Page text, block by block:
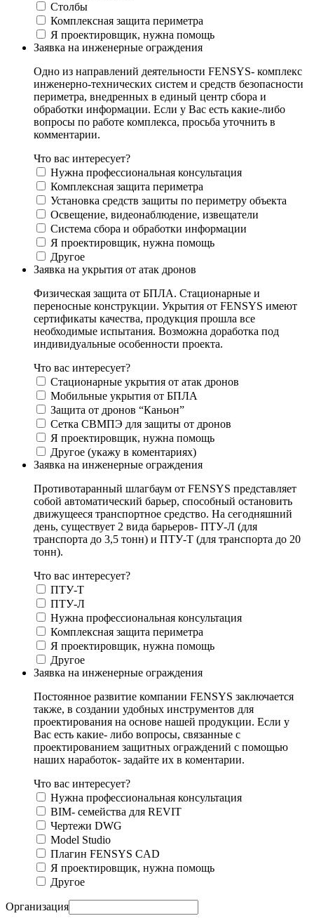
Столбы
Комплексная защита периметра
Я проектировщик, нужна помощь
Заявка на инженерные ограждения
Одно из направлений деятельности FENSYS- комплекс
инженерно-технических систем и средств безопасности
периметра, внедренных в единый центр сбора и
обработки информации. Если у Вас есть какие-либо
вопросы по работе комплекса, просьба уточнить в
комментарии.
Что вас интересует?
Нужна профессиональная консультация
Комплексная защита периметра
Установка средств защиты по периметру объекта
Освещение, видеонаблюдение, извещатели
Система сбора и обработки информации
Я проектировщик, нужна помощь
Другое
Заявка на укрытия от атак дронов
Физическая защита от БПЛА. Стационарные и
переносные конструкции. Укрытия от FENSYS имеют
сертификаты качества, продукция прошла все
необходимые испытания. Возможна доработка под
индивидуальные особенности проекта.
Что вас интересует?
Стационарные укрытия от атак дронов
Мобильные укрытия от БПЛА
Защита от дронов “Каньон”
Сетка СВМПЭ для защиты от дронов
Я проектировщик, нужна помощь
Другое (укажу в коментариях)
Заявка на инженерные ограждения
Противотаранный шлагбаум от FENSYS представляет
собой автоматический барьер, способный остановить
движущееся транспортное средство. На сегодняшний
день, существует 2 вида барьеров- ПТУ-Л (для
транспорта до 3,5 тонн) и ПТУ-Т (для транспорта до 20
тонн).
Что вас интересует?
ПТУ-Т
ПТУ-Л
Нужна профессиональная консультация
Комплексная защита периметра
Я проектировщик, нужна помощь
Другое
Заявка на инженерные ограждения
Постоянное развитие компании FENSYS заключается
также, в создании удобных инструментов для
проектирования на основе нашей продукции. Если у
Вас есть какие- либо вопросы, связанные с
проектированием защитных ограждений с помощью
наших наработок- задайте их в коментарии.
Что вас интересует?
Нужна профессиональная консультация
BIM- семейства для REVIT
Чертежи DWG
Моdel Studio
Плагин FENSYS CAD
Я проектировщик, нужна помощь
Другое
Организация